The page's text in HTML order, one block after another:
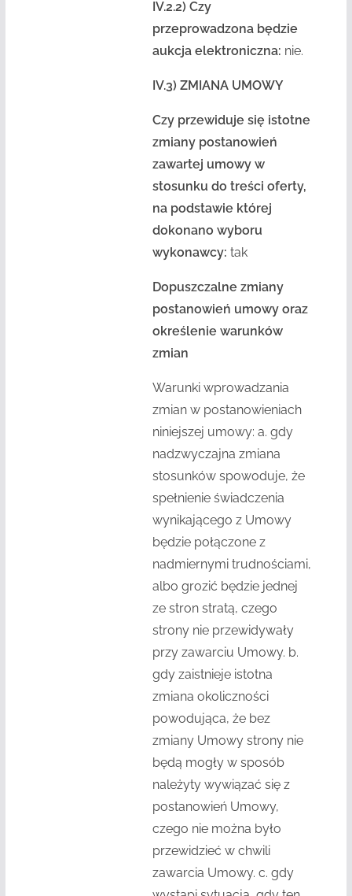
IV.2.2) Czy
przeprowadzona będzie
aukcja elektroniczna: nie.
IV.3) ZMIANA UMOWY
Czy przewiduje się istotne
zmiany postanowień
zawartej umowy w
stosunku do treści oferty,
na podstawie której
dokonano wyboru
wykonawcy: tak
Dopuszczalne zmiany
postanowień umowy oraz
określenie warunków
zmian
Warunki wprowadzania
zmian w postanowieniach
niniejszej umowy: a. gdy
nadzwyczajna zmiana
stosunków spowoduje, że
spełnienie świadczenia
wynikającego z Umowy
będzie połączone z
nadmiernymi trudnościami,
albo grozić będzie jednej
ze stron stratą, czego
strony nie przewidywały
przy zawarciu Umowy. b.
gdy zaistnieje istotna
zmiana okoliczności
powodująca, że bez
zmiany Umowy strony nie
będą mogły w sposób
należyty wywiązać się z
postanowień Umowy,
czego nie można było
przewidzieć w chwili
zawarcia Umowy. c. gdy